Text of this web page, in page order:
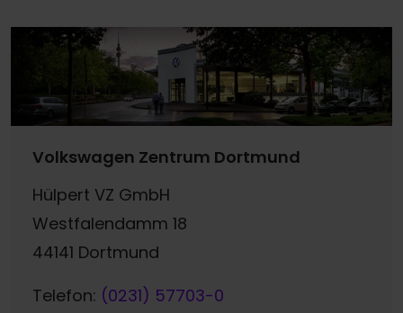
Volkswagen Zentrum Dortmund
Hülpert VZ GmbH
Westfalendamm 18
44141 Dortmund
Telefon: (0231) 57703-0